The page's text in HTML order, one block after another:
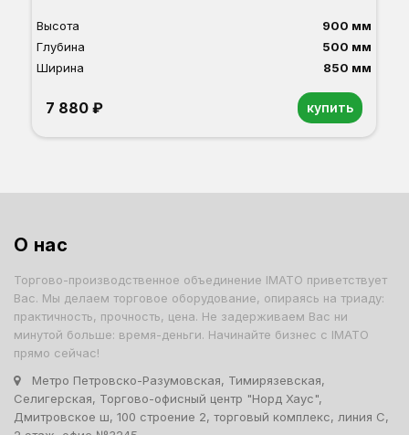
Высота
900 мм
Глубина
500 мм
Ширина
850 мм
7 880 ₽ купить
О нас
Торгово-производственное объединение IMATO приветствует
Вас. Мы делаем торговое оборудование, опираясь на триаду:
практичность, прочность, цена. Не задерживаем Вас ни
минутой больше: время-деньги. Начинайте бизнес с IMATO
прямо сейчас!
Метро Петровско-Разумовская, Тимирязевская,
Селигерская, Торгово-офисный центр "Норд Хаус",
Дмитровское ш, 100 строение 2, торговый комплекс, линия С,